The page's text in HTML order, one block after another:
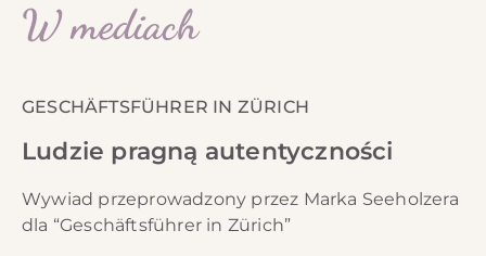
W mediach
GESCHÄFTSFÜHRER IN ZÜRICH
Ludzie pragną autentyczności
Wywiad przeprowadzony przez Marka Seeholzera
dla “Geschäftsführer in Zürich”